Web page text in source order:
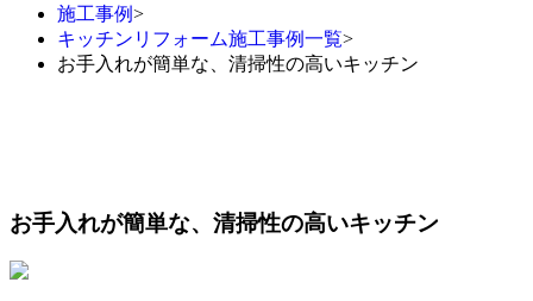
施工事例>
キッチンリフォーム施工事例一覧>
お手入れが簡単な、清掃性の高いキッチン
お手入れが簡単な、清掃性の高いキッチン